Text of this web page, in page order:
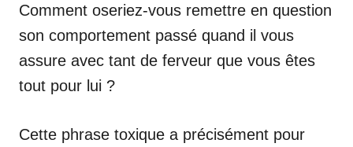
Comment oseriez-vous remettre en question
son comportement passé quand il vous
assure avec tant de ferveur que vous êtes
tout pour lui ?
Cette phrase toxique a précisément pour